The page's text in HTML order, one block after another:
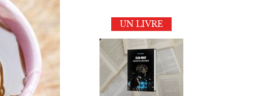
UN LIVRE